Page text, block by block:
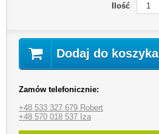
Ilość
Dodaj do koszyka
Zamów telefonicznie:
+48 533 327 679 Robert
+48 570 018 537 Iza